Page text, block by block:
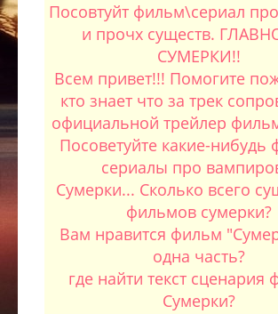
Посовтуйт фильм\сериал
и прочх существ.
СУМЕРКИ!!
Всем привет!!! Помогите
кто знает что за трек
официальной трейлер
Посоветуйте какие-
сериалы про
Сумерки... Сколько всего
фильмов сумерки?
Вам нравится фильм
одна часть?
где найти текст сценария
Сумерки?